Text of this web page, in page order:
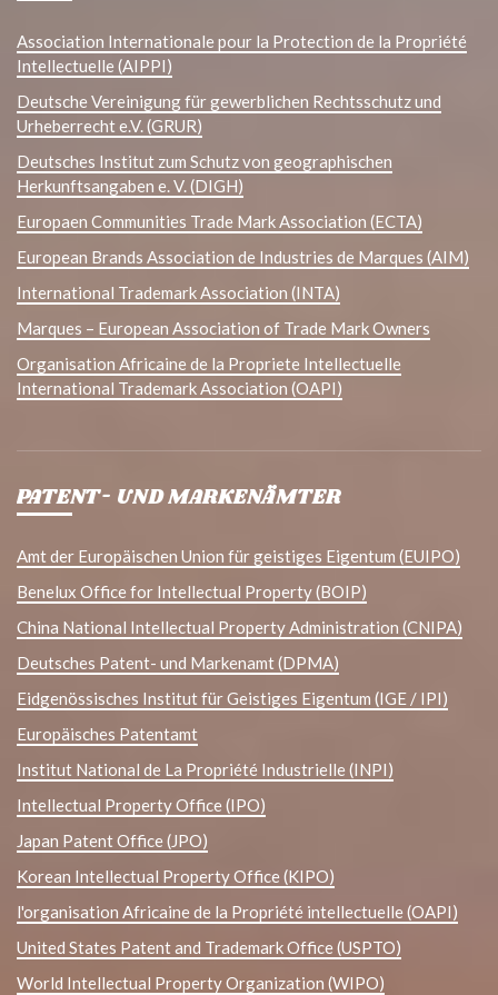
Association Internationale pour la Protection de la Propriété
Intellectuelle (AIPPI)
Deutsche Vereinigung für gewerblichen Rechtsschutz und
Urheberrecht e.V. (GRUR)
Deutsches Institut zum Schutz von geographischen
Herkunftsangaben e. V. (DIGH)
Europaen Communities Trade Mark Association (ECTA)
European Brands Association de Industries de Marques (AIM)
International Trademark Association (INTA)
Marques – European Association of Trade Mark Owners
Organisation Africaine de la Propriete Intellectuelle
International Trademark Association (OAPI)
PATENT- UND MARKENÄMTER
Amt der Europäischen Union für geistiges Eigentum (EUIPO)
Benelux Office for Intellectual Property (BOIP)
China National Intellectual Property Administration (CNIPA)
Deutsches Patent- und Markenamt (DPMA)
Eidgenössisches Institut für Geistiges Eigentum (IGE / IPI)
Europäisches Patentamt
Institut National de La Propriété Industrielle (INPI)
Intellectual Property Office (IPO)
Japan Patent Office (JPO)
Korean Intellectual Property Office (KIPO)
l'organisation Africaine de la Propriété intellectuelle (OAPI)
United States Patent and Trademark Office (USPTO)
World Intellectual Property Organization (WIPO)